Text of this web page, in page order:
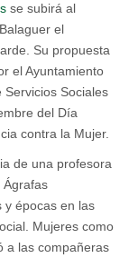
se subirá al
el
Su propuesta
el Ayuntamiento
Sociales
del Día
contra la Mujer.
de una profesora
Ágrafas
y épocas en las
Mujeres como
a las compañeras